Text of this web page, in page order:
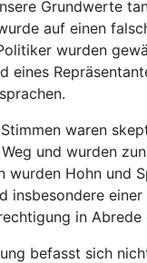
Grundwerte
auf einen
wurden
eines
waren
und wurden
wurden Hohn und
insbesondere einer
in Abrede
befasst sich